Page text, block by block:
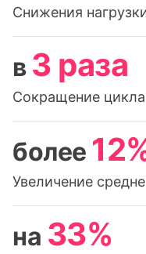
Снижения
в 3 раза
Сокращение
более
Увеличение
на 33%